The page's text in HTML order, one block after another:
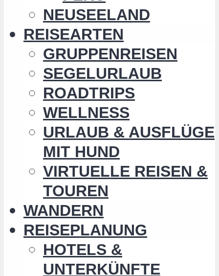
NEUSEELAND
REISEARTEN
GRUPPENREISEN
SEGELURLAUB
ROADTRIPS
WELLNESS
URLAUB & AUSFLÜGE
MIT HUND
VIRTUELLE REISEN &
TOUREN
WANDERN
REISEPLANUNG
HOTELS &
UNTERKÜNFTE